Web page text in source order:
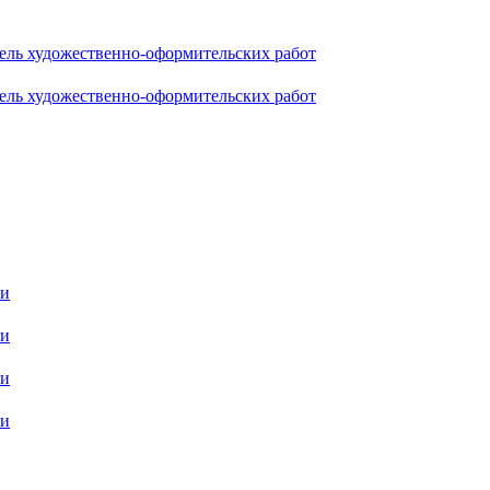
художественно-оформительских работ
художественно-оформительских работ